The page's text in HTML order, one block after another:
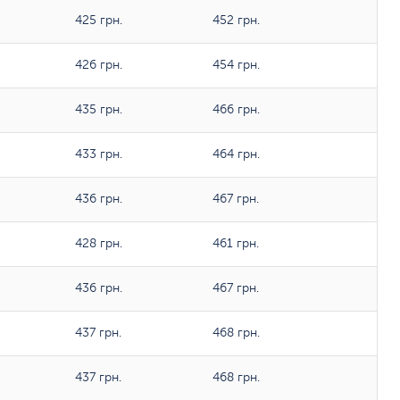
425 грн. 452 грн.
426 грн. 454 грн.
435 грн. 466 грн.
433 грн. 464 грн.
436 грн. 467 грн.
428 грн. 461 грн.
436 грн. 467 грн.
437 грн. 468 грн.
437 грн. 468 грн.